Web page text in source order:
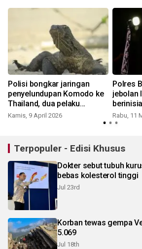
Polisi bongkar jaringan
penyelundupan Komodo ke
Thailand, dua pelaku
ditangkap
Kamis, 9 April 2026
Polres
jebolan
Rabu, 11
Terpopuler - Edisi Khusus
Dokter sebut tubuh
bebas kolesterol tinggi
Jul 23rd
Korban tewas gempa
5.069
Jul 18th